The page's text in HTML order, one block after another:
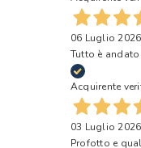
06 Luglio 2026
Tutto è
Acquirente
03 Luglio 2026
Profotto e